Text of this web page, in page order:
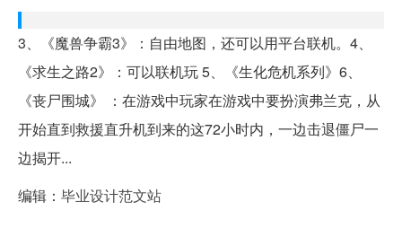
3、《魔兽争霸3》：自由地图，还可以用平台联机。4、
《求生之路2》：可以联机玩 5、《生化危机系列》6、
《丧尸围城》 ：在游戏中玩家在游戏中要扮演弗兰克，从
开始直到救援直升机到来的这72小时内，一边击退僵尸一
边揭开...
编辑： 毕业设计范文站